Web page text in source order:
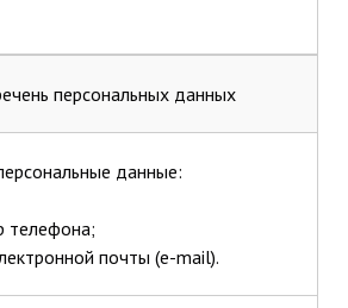
персональных данных
данные:
телефона;
почты (e-mail).